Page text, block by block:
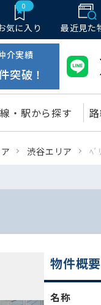
0
気に入り 最近見た
介実績
突破！
・駅から探す
渋谷エリア ﾍﾞ
物件概
名称